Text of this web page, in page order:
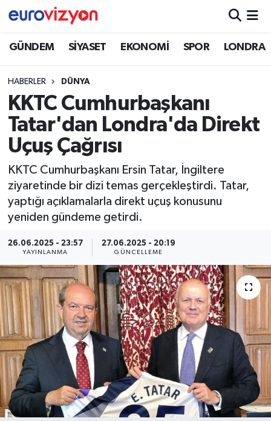
GÜNDEM SİYASET EKONOMİ SPOR LONDRA
HABERLER DÜNYA
KKTC Cumhurbaşkanı
Tatar'dan Londra'da Direkt
Uçuş Çağrısı
KKTC Cumhurbaşkanı Ersin Tatar, İngiltere
ziyaretinde bir dizi temas gerçekleştirdi. Tatar,
yaptığı açıklamalarla direkt uçuş konusunu
yeniden gündeme getirdi.
26.06.2025 - 23:57
YAYINLANMA
27.06.2025 - 20:19
GÜNCELLEME